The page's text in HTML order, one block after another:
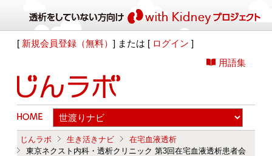
[ 新規会員登録（無料）] または [ ログイン ]
用語集
じんラボ 生き活きナビ
在宅血液透析
東京ネクスト内科・透析クリニック 第3回在宅血液透析患者会